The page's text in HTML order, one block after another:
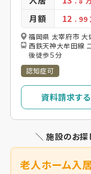
月額 12 . 99
福岡県 太宰府市 大
西鉄天神大牟田線
後徒歩５分
認知症可
資料請求する
＼ 施設のお探
老人ホーム入